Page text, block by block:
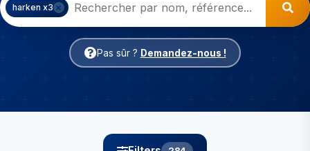
harken x3
Pas sûr ? Demandez-nous !